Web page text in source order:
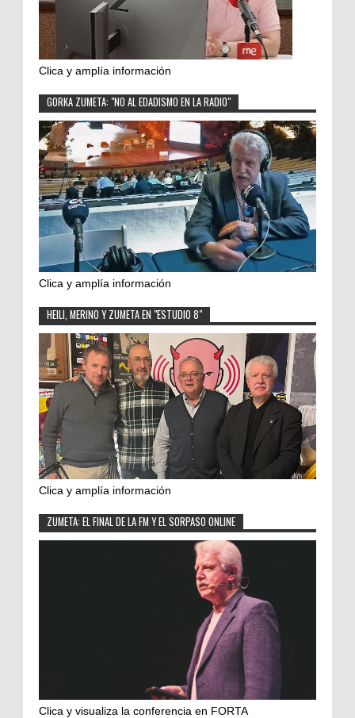
Clica y amplía información
GORKA ZUMETA: "NO AL EDADISMO EN LA RADIO"
Clica y amplía información
HEILI, MERINO Y ZUMETA EN "ESTUDIO 8"
Clica y amplía información
ZUMETA: EL FINAL DE LA FM Y EL SORPASO ONLINE
Clica y visualiza la conferencia en FORTA